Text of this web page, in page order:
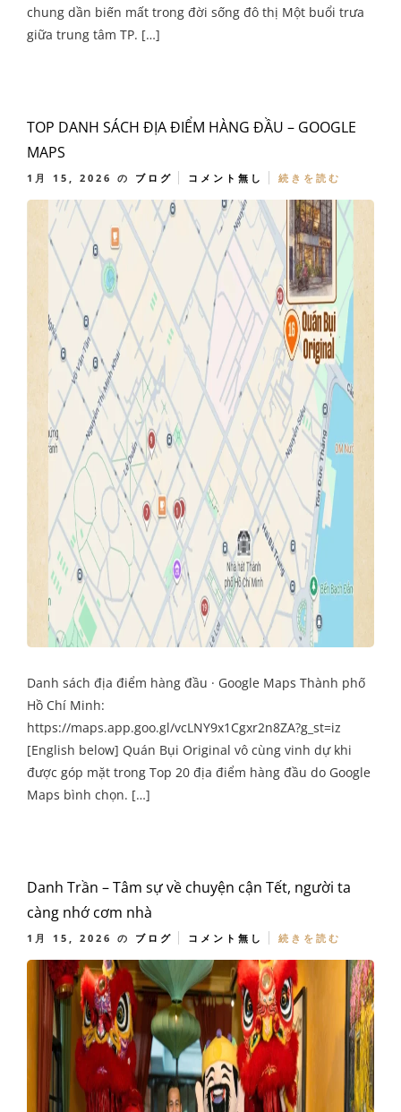
chung dần biến mất trong đời sống đô thị Một buổi trưa
giữa trung tâm TP. […]
TOP DANH SÁCH ĐỊA ĐIỂM HÀNG ĐẦU – GOOGLE
MAPS
1月 15, 2026 の ブログ コメント無し 続きを読む
Danh sách địa điểm hàng đầu · Google Maps Thành phố
Hồ Chí Minh:
https://maps.app.goo.gl/vcLNY9x1Cgxr2n8ZA?g_st=iz
[English below] Quán Bụi Original vô cùng vinh dự khi
được góp mặt trong Top 20 địa điểm hàng đầu do Google
Maps bình chọn. […]
Danh Trần – Tâm sự về chuyện cận Tết, người ta
càng nhớ cơm nhà
1月 15, 2026 の ブログ コメント無し 続きを読む